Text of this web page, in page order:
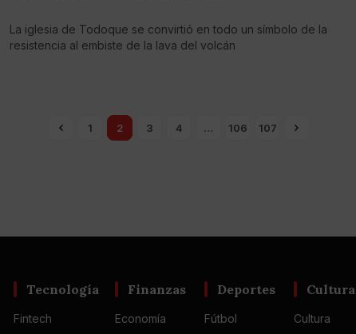
La iglesia de Todoque se convirtió en todo un símbolo de la
resistencia al embiste de la lava del volcán
1 2 3 4 … 106 107
Tecnología
Fintech
Finanzas
Economía
Deportes
Fútbol
Cultura
Cultura